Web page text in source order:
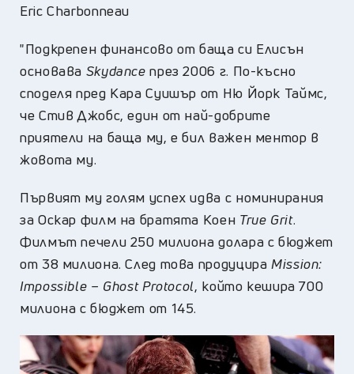
Eric Charbonneau
"Подкрепен финансово от баща си Елисън
основава Skydance през 2006 г. По-късно
споделя пред Кара Суишър от Ню Йорк Таймс,
че Стив Джобс, един от най-добрите
приятели на баща му, е бил важен ментор в
жовота му.
Първият му голям успех идва с номинирания
за Оскар филм на братята Коен True Grit.
Филмът печели 250 милиона долара с бюджет
от 38 милиона. След това продуцираMission:
Impossible – Ghost Protocol, който кешира 700
милиона с бюджет от 145.